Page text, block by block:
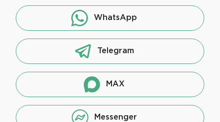
WhatsApp
Telegram
MAX
Messenger